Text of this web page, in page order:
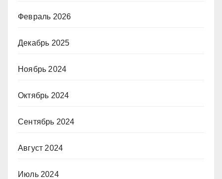
Февраль 2026
Декабрь 2025
Ноябрь 2024
Октябрь 2024
Сентябрь 2024
Август 2024
Июль 2024